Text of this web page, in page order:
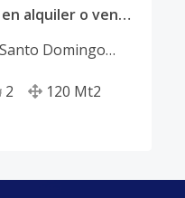
Apartamento en alquiler o venta amueblado de 120 mts2, Torre exclusiva en Bella Vista.
Santo Domingo
2 120 Mt2